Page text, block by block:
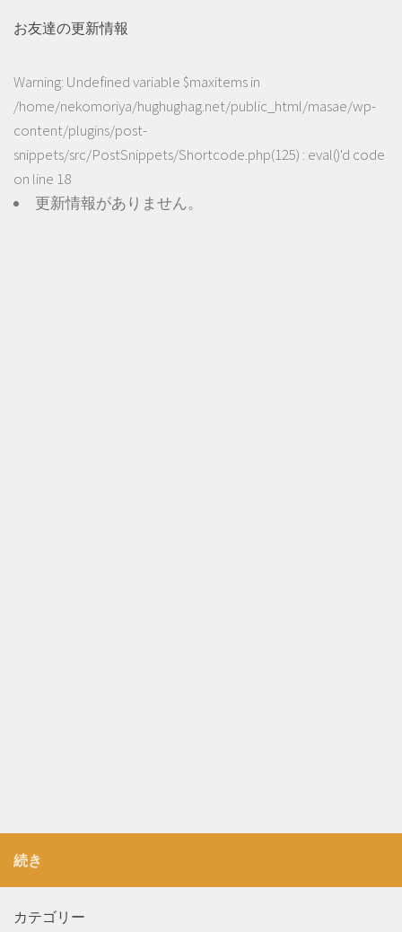
お友達の更新情報
Warning: Undefined variable $maxitems in
/home/nekomoriya/hughughag.net/public_html/masae/wp-
content/plugins/post-
snippets/src/PostSnippets/Shortcode.php(125) : eval()'d code
on line 18
更新情報がありません。
続き
カテゴリー